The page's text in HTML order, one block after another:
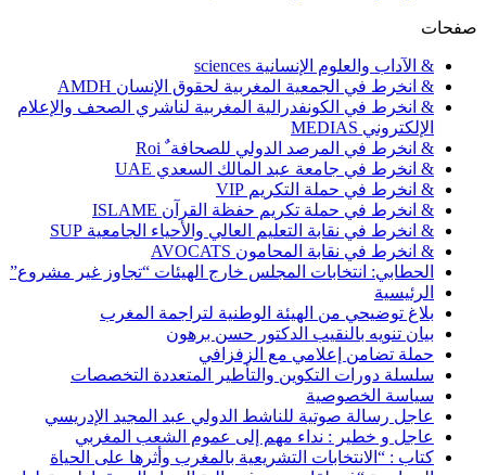
صفحات
& الآداب والعلوم الإنسانية sciences
& انخرط في الجمعية المغربية لحقوق الإنسان AMDH
& انخرط في الكونفدرالية المغربية لناشري الصحف والإعلام
الإلكتروني MEDIAS
& انخرط في المرصد الدولي للصحافة ٌ Roi
& انخرط في جامعة عبد المالك السعدي UAE
& انخرط في حملة التكريم VIP
& انخرط في حملة تكريم حفظة القرآن ISLAME
& انخرط في نقابة التعليم العالي والأحياء الجامعية SUP
& انخرط في نقابة المحامون AVOCATS
الحطابي: انتخابات المجلس خارج الهيئات “تجاوز غير مشروع”
الرئيسية
بلاغ توضيحي من الهيئة الوطنية لتراجمة المغرب
بيان تنويه بالنقيب الدكتور حسن برهون
حملة تضامن إعلامي مع الزفزافي
سلسلة دورات التكوين والتأطير المتعددة التخصصات
سياسة الخصوصية
عاجل رسالة صوتية للناشط الدولي عبد المجيد الإدريسي
عاجل و خطير : نداء مهم إلى عموم الشعب المغربي
كتاب : “الانتخابات التشريعية بالمغرب وأثرها على الحياة